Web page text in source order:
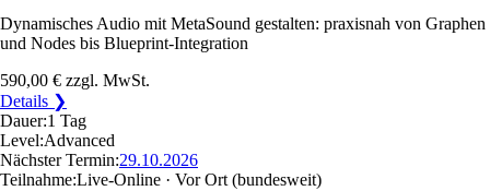
Dynamisches Audio mit MetaSound gestalten: praxisnah von Graphen
und Nodes bis Blueprint-Integration
590,00 € zzgl. MwSt.
Details ❯
Dauer:1 Tag
Level:Advanced
Nächster Termin:29.10.2026
Teilnahme:Live-Online · Vor Ort (bundesweit)